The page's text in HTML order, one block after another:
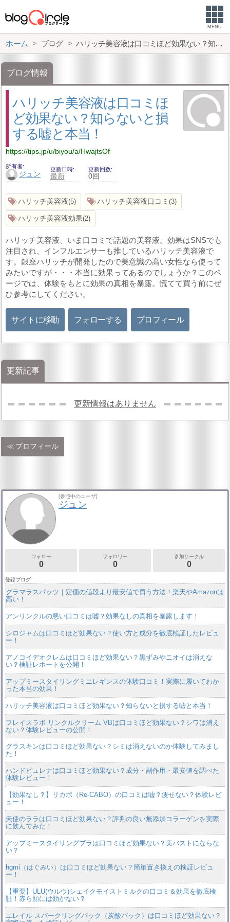
MENU
ホーム ブログ ハリッチ美容液は口コミほど効果ない？知らないと損する嘘と本当！
ブログ情報
ハリッチ美容液は口コミほ
ど効果ない？知らないと損
する嘘と本当！
https://tips.jp/u/biyou/a/HwajtsOf
所有者
ジュン
更新日時
最新
更新回数
0回
ハリッチ美容液 5 ハリッチ美容液口コミ 3
ハリッチ美容液効果 2
ハリッチ美容液、いま口コミで話題の美容液。効果はSNSでも
注目され、インフルエンサーも推しているハリッチ美容液で
す。銀座ハリッチが開発したので美意識の高い女性なら使って
みたいですが・・・本当に効果ってあるのでしょうか？このペ
ージでは、体験をもとに効果の真相を暴露。慌てて買う前にぜ
ひ参考にしてください。
サイトに移動 フォローする プロフィール
更新記事
更新情報はありません
プロフィール
[参照中のユーザ]
ジュン
フォロー
0
フォロワー
0
参加サークル
0
登録ブログ
グラマラスパッツ｜定価の値段より最安値で買う方法！楽天やAmazonは
高い！
アンリンクルの悪い口コミは嘘？効果なしの真相を暴露します！
シロジャムは口コミほど効果ない？使い方と成分を徹底検証したレビュ
ー！
アノコイデオクレムは口コミほど効果ない？黒ずみやニオイは消えな
い？検証レポートを公開！
アップミースタイリングミニレギンスの体験口コミ！実際に履いてわか
った本当の効果！
ハリッチ美容液は口コミほど効果ない？知らないと損する嘘と本当！
フレイスラボ リンクルクリーム VBは口コミほど効果ない？シワは消え
ない？体験レビューの公開！
グラスキンは口コミほど効果ない？シミは消えないのか体験してみまし
た！
ハンドピュレナは口コミほど効果ない？成分・副作用・最安値を調べた
体験レビュー！
【効果なし？】リカボ（Re-CABO）の口コミは嘘？痩せない？体験レビ
ュー！
天使のララは口コミほど効果ない？評判の良い無添加コラーゲンを実際
に飲んでみた！
アップミースタイリングブラは口コミほど効果ない？美バストにならな
い？
hgmi（はぐみい）は口コミほど効果ない？簡単置き換えの検証レビュ
ー！
【重要】ULU(ウルウ)シェイクモイストミルクの口コミ＆効果を徹底検
証！赤ら顔には効かない？
ユレイル スパークリングパック（炭酸パック）は口コミほど効果ない？